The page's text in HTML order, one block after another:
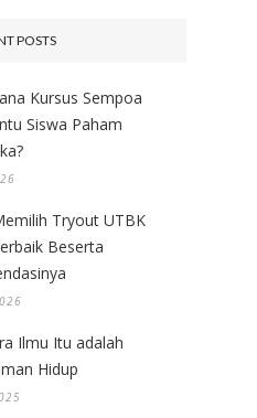
POSTS
Kursus Sempoa
Siswa Paham
Tryout UTBK
Beserta
Ilmu Itu adalah
Hidup